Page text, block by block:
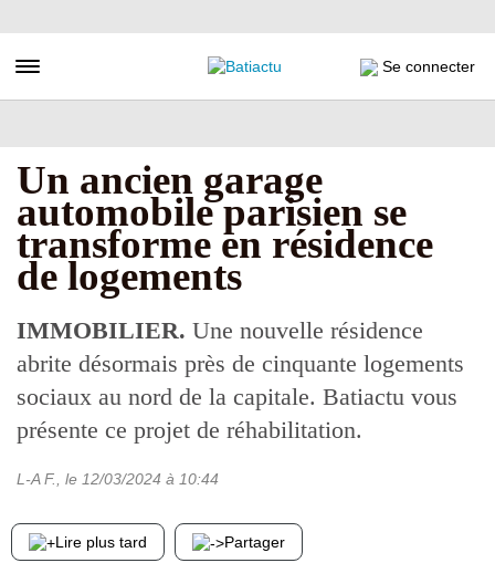
au
principal
Toggle navigation Se connecter
Un ancien garage
automobile parisien se
transforme en résidence
de logements
IMMOBILIER. Une nouvelle résidence
abrite désormais près de cinquante logements
sociaux au nord de la capitale. Batiactu vous
présente ce projet de réhabilitation.
L-A F. , le 12/03/2024 à 10:44
Lire plus tard Partager